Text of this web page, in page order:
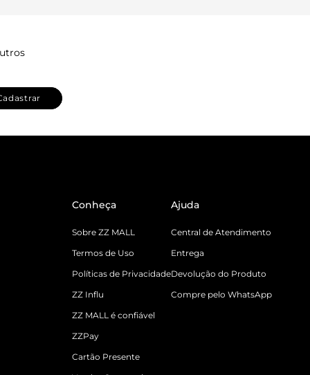
Conheça
Sobre ZZ MALL
Termos de Uso
Políticas de Privacidade
ZZ Influ
ZZ MALL é confiável
ZZPay
Cartão Presente
Ajuda
Central de Atendimento
Entrega
Devolução do Produto
Compre pelo WhatsApp